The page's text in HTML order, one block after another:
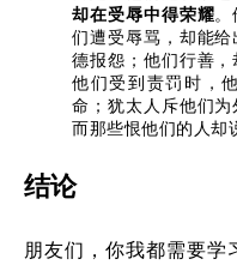
却在受辱中得荣耀
们遭受辱骂，却能
德报怨；他们行善
他们受到责罚时，
命；犹太人斥他们
而那些恨他们的人却
结论
朋友们，你我都需要学